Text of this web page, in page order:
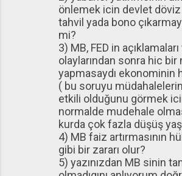
önlemek icin devlet
tahvil yada bono
mi?
3) MB, FED in
olaylarından sonra hic bir
yapmasaydı ekonominin
( bu soruyu
etkili olduğunu görmek
normalde mudehale
kurda çok fazla düşüş
4) MB faiz artırmasının
gibi bir zararı olur?
5) yazınızdan MB sinin